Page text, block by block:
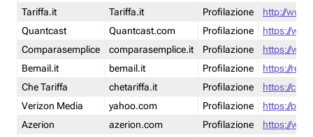
Tariffa.it
Tariffa.it Profilazione
http://
Quantcast
Quantcast.com Profilazione
https://
Comparasemplice
comparasemplice.it Profilazione
https://
Bemail.it
bemail.it Profilazione
https://
Che Tariffa
chetariffa.it Profilazione
https://
Verizon Media
yahoo.com Profilazione
https://
Azerion
azerion.com Profilazione
https://